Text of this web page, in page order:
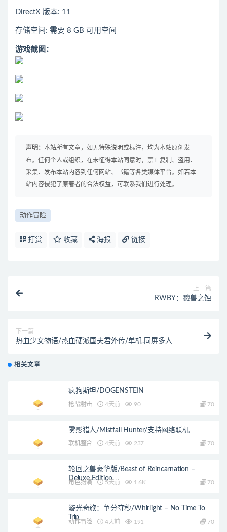
DirectX 版本: 11
存储空间: 需要 8 GB 可用空间
游戏截图：
声明： 本站所有文章，如无特殊说明或标注，均为本站原创发
布。任何个人或组织，在未征得本站同意时，禁止复制、盗用、
采集、发布本站内容到任何网站、书籍等各类媒体平台。如若本
站内容侵犯了原著者的合法权益，可联系我们进行处理。
动作冒险
打赏 收藏 海报 链接
上一篇
RWBY：戮兽之蚀
下一篇
热血少女物语/热血硬派国夫君外传/单机.同屏多人
相关文章
疯狗斯坦/DOGENSTEIN
枪战射击 4天前 90 70
雾影猎人/Mistfall Hunter/支持网络联机
联机整合 4天前 237 70
轮回之兽豪华版/Beast of Reincarnation –
Deluxe Edition
角色扮演 5天前 1.6K 70
漩光奇旅：争分夺秒/Whirlight – No Time To
Trip
动作冒险 4天前 191 70